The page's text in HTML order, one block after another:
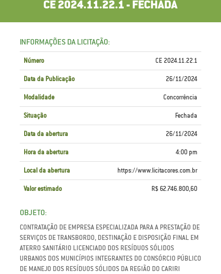
CE 2024.11.22.1 - FECHADA
INFORMAÇÕES DA LICITAÇÃO:
Número CE 2024.11.22.1
Data da Publicação 26/11/2024
Modalidade Concorrência
Situação Fechada
Data da abertura 26/11/2024
Hora da abertura 4:00 pm
Local da abertura https://www.Iicitacores.com.br
Valor estimado R$ 62.746.800,60
OBJETO:
CONTRATAÇÃO DE EMPRESA ESPECIALIZADA PARA A PRESTAÇÃO DE
SERVIÇOS DE TRANSBORDO, DESTINAÇÃO E DISPOSIÇÃO FINAL EM
ATERRO SANITÁRIO LICENCIADO DOS RESÍDUOS SÓLIDOS
URBANOS DOS MUNICÍPIOS INTEGRANTES DO CONSÓRCIO PÚBLICO
DE MANEJO DOS RESÍDUOS SÓLIDOS DA REGIÃO DO CARIRI